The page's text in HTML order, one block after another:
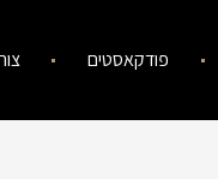
פודקאסטים